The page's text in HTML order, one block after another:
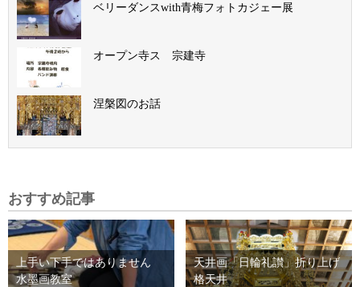
ベリーダンスwith青梅フォトカジェー展
オープン寺ス 宗建寺
涅槃図のお話
おすすめ記事
上手い下手ではありません
水墨画教室
天井画「日輪礼讃」折り上げ
格天井